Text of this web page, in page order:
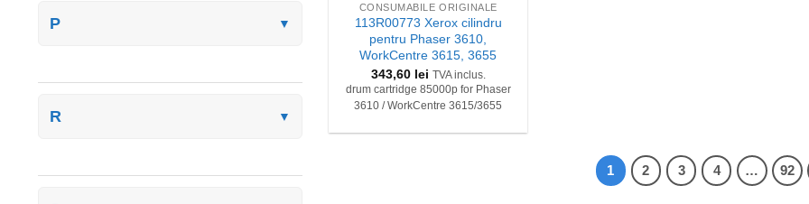
P ▼
R ▼
CONSUMABILE ORIGINALE
113R00773 Xerox cilindru
pentru Phaser 3610,
WorkCentre 3615, 3655
343,60 lei TVA inclus.
drum cartridge 85000p for Phaser
3610 / WorkCentre 3615/3655
1 2 3 4 … 92